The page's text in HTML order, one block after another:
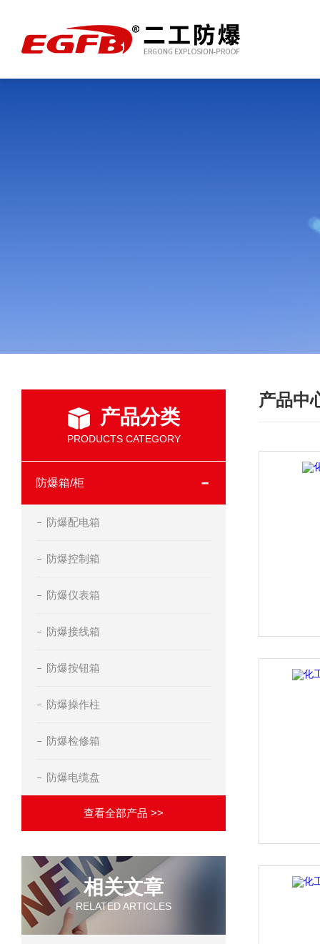
产品分类
PRODUCTS CATEGORY
防爆箱/柜
防爆配电箱
防爆控制箱
防爆仪表箱
防爆接线箱
防爆按钮箱
防爆操作柱
防爆检修箱
防爆电缆盘
查看全部产品 >>
相关文章
RELATED ARTICLES
产品中